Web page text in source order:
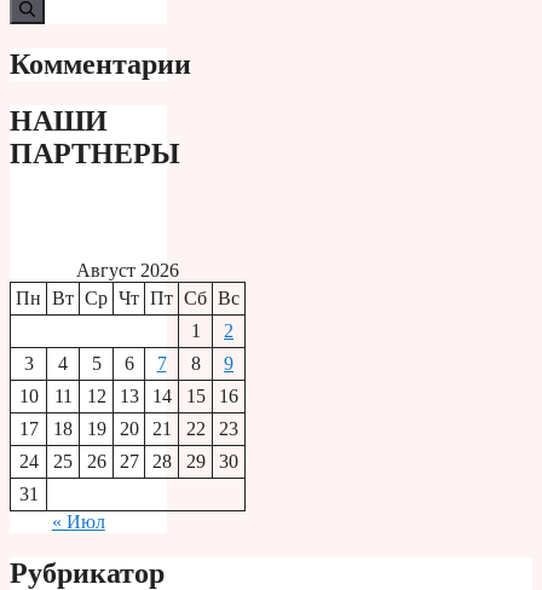
Комментарии
НАШИ
ПАРТНЕРЫ
Август 2026
Пн Вт Ср Чт Пт Сб Вс
1
2
3
4 5 6 7 8
9
10
11 12 13 14 15
16
17
18 19 20 21 22
23
24
25 26 27 28 29
30
31
« Июл
Рубрикатор